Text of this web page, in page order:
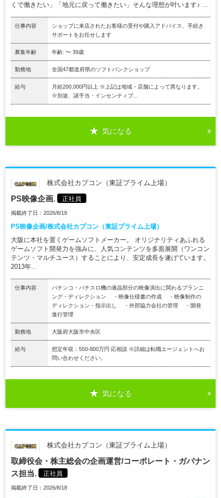
くで働きたい」「地元に戻って働きたい」そんな理想が叶います♪ ...
仕事内容
ショップに来店されたお客様の受付や購入アドバイス、手続き
サポートをお任せします
募集年齢 年齢: 〜 39歳
勤務地 全国47都道府県のソフトバンクショップ
給与
月給200,000円以上 ※上記は地域・店舗によって異なります。
※別途、諸手当・インセンティブ...
気になる
株式会社カプコン（東証プライム上場）
PS映像企画. 正社員
掲載終了日：2026/8/18
PS映像企画/株式会社カプコン（東証プライム上場）
大阪に本社を置くゲームソフトメーカー。 オリジナリティあふれる
ゲームソフト開発力を強みに、人気コンテンツを多面展開（ワンコン
テンツ・マルチユース）することにより、安定成長を遂げています。
2013年...
仕事内容
パチンコ・パチスロ機の液晶部分の映像演出に関わるプランニ
ング・ディレクション ・映像仕様書の作成 ・映像制作の
ディレクション・指示出し ・外部協力会社の管理 ・開発
進行管理
勤務地 大阪府大阪市中央区
給与
想定年収：550-800万円 応相談 ※詳細は転職エージェントへお
問い合わせください。
気になる
株式会社カプコン（東証プライム上場）
取締役会・株主総会の企画運営/コーポレート・ガバナン
ス担当.
正社員
掲載終了日：2026/8/18